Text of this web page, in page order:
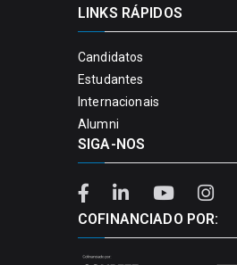
LINKS RÁPIDOS
Candidatos
Estudantes
Internacionais
Alumni
SIGA-NOS
COFINANCIADO POR: